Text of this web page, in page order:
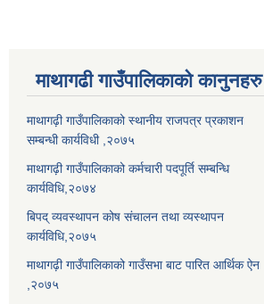
माथागढी गाउँपालिकाको कानुनहरु
माथागढ़ी गाउँपालिकाको स्थानीय राजपत्र प्रकाशन
सम्बन्धी कार्यविधी ,२०७५
माथागढ़ी गाउँपालिकाको कर्मचारी पदपूर्ति सम्बन्धि
कार्यविधि,२०७४
बिपद् व्यवस्थापन कोष संचालन तथा व्यस्थापन
कार्यविधि,२०७५
माथागढ़ी गाउँपालिकाको गाउँसभा बाट पारित आर्थिक ऐन
,२०७५